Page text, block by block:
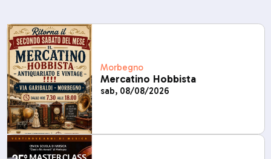
Morbegno
Mercatino Hobbista
sab, 08/08/2026